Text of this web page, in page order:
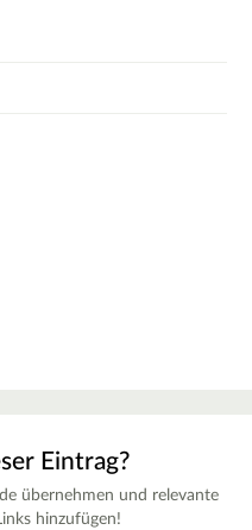
Eintrag?
übernehmen und relevante
hinzufügen!